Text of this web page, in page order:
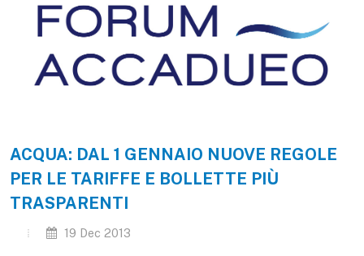
ACQUA: DAL 1 GENNAIO NUOVE REGOLE
PER LE TARIFFE E BOLLETTE PIÙ
TRASPARENTI
19 Dec 2013